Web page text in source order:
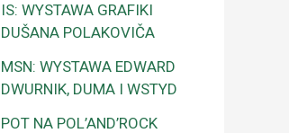
IS: WYSTAWA GRAFIKI
DUŠANA POLAKOVIČA
MSN: WYSTAWA EDWARD
DWURNIK, DUMA I WSTYD
POT NA POL’AND’ROCK